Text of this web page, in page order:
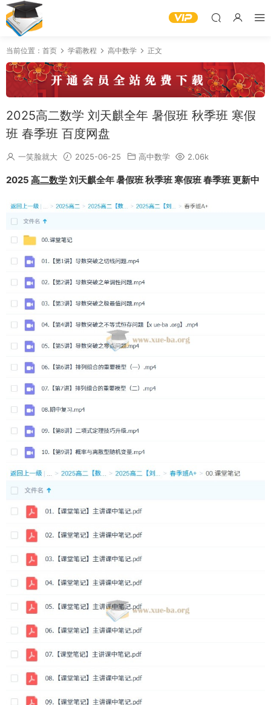
当前位置： 首页 学霸教程 高中数学 正文
2025高二数学 刘天麒全年 暑假班 秋季班 寒假
班 春季班 百度网盘
一笑脸就大 2025-06-25 高中数学 2.06k
2025 高二数学刘天麒全年 暑假班 秋季班 寒假班 春季班 更新中